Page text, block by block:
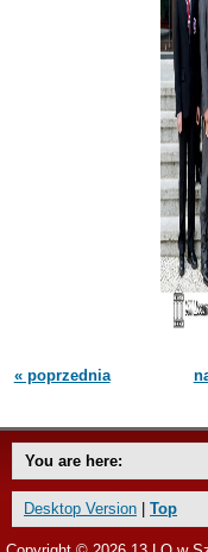
« poprzednia
You are here:
Desktop Version Top